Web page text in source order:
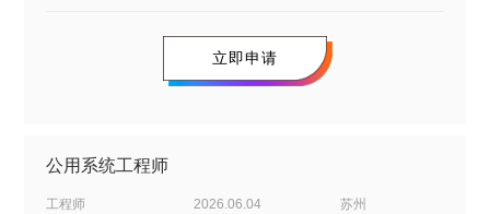
立即申请
公用系统工程师
工程师 2026.06.04 苏州